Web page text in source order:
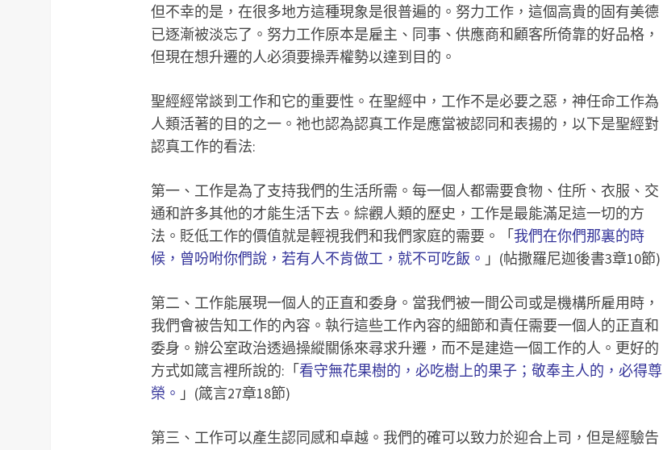
但不幸的是，在很多地方這種現象是很普遍的。努力工作，這個高貴的固有美德
已逐漸被淡忘了。努力工作原本是雇主、同事、供應商和顧客所倚靠的好品格，
但現在想升遷的人必須要操弄權勢以達到目的。
聖經經常談到工作和它的重要性。在聖經中，工作不是必要之惡，神任命工作為
人類活著的目的之一。祂也認為認真工作是應當被認同和表揚的，以下是聖經對
認真工作的看法:
第一、工作是為了支持我們的生活所需。每一個人都需要食物、住所、衣服、交
通和許多其他的才能生活下去。綜觀人類的歷史，工作是最能滿足這一切的方
法。貶低工作的價值就是輕視我們和我們家庭的需要。「我們在你們那裏的時
候，曾吩咐你們說，若有人不肯做工，就不可吃飯。 」(帖撒羅尼迦後書3章10節)
第二、工作能展現一個人的正直和委身。當我們被一間公司或是機構所雇用時，
我們會被告知工作的內容。執行這些工作內容的細節和責任需要一個人的正直和
委身。辦公室政治透過操縱關係來尋求升遷，而不是建造一個工作的人。更好的
方式如箴言裡所說的:「看守無花果樹的，必吃樹上的果子；敬奉主人的，必得尊
榮。 」(箴言27章18節)
第三、工作可以產生認同感和卓越。我們的確可以致力於迎合上司，但是經驗告